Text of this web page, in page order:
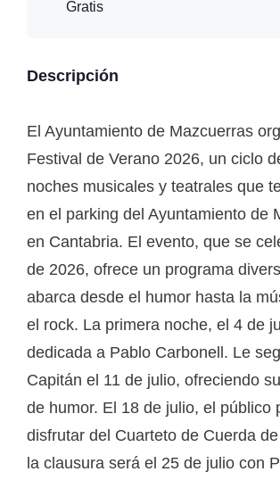
Gratis
Descripción
El Ayuntamiento de Mazcuerras
Festival de Verano 2026, un ciclo
noches musicales y teatrales que
en el parking del Ayuntamiento de
en Cantabria. El evento, que se
de 2026, ofrece un programa
abarca desde el humor hasta la
el rock. La primera noche, el 4 de
dedicada a Pablo Carbonell. Le
Capitán el 11 de julio, ofreciendo
de humor. El 18 de julio, el público
disfrutar del Cuarteto de Cuerda
la clausura será el 25 de julio con